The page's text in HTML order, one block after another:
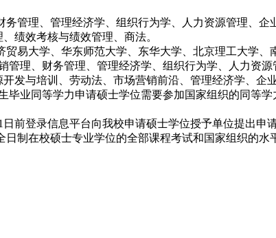
管理、管理经济学、组织行为学、人力资源管理、
绩效考核与绩效管理、商法。
易大学、华东师范大学、东华大学、北京理工大学、
理、财务管理、管理经济学、组织行为学、人力资
发与培训、劳动法、市场营销前沿、管理经济学、企
业同等学力申请硕士学位需要参加国家组织的同等
前登录信息平台向我校申请硕士学位授予单位提出申请
制在校硕士专业学位的全部课程考试和国家组织的水